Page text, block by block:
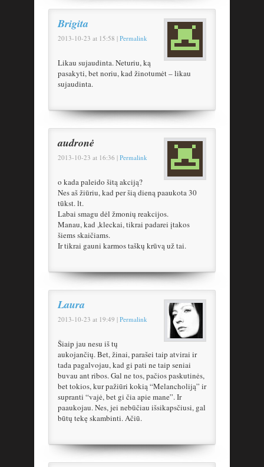
Brigita
2013-10-23 at 15:58 | Permalink
Likau sujaudinta. Neturiu, ką
pasakyti, bet noriu, kad žinotumėt – likau
sujaudinta.
audronė
2013-10-23 at 16:36 | Permalink
o kada paleido šitą akciją?
Nes aš žiūriu, kad per šią dieną paaukota 30
tūkst. lt.
Labai smagu dėl žmonių reakcijos.
Manau, kad ,kleckai, tikrai padarei įtakos
šiems skaičiams.
Ir tikrai gauni karmos taškų krūvą už tai.
Laura
2013-10-23 at 19:49 | Permalink
Šiaip jau nesu iš tų
aukojančių. Bet, žinai, parašei taip atvirai ir
tada pagalvojau, kad gi pati ne taip seniai
buvau ant ribos. Gal ne tos, pačios paskutinės,
bet tokios, kur pažiūri kokią “Melancholiją” ir
supranti “vajė, bet gi čia apie mane”. Ir
paaukojau. Nes, jei nebūčiau išsikapsčiusi, gal
būtų tekę skambinti. Ačiū.